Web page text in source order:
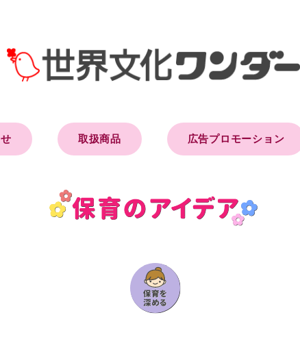
取扱商品 広告プロモーション